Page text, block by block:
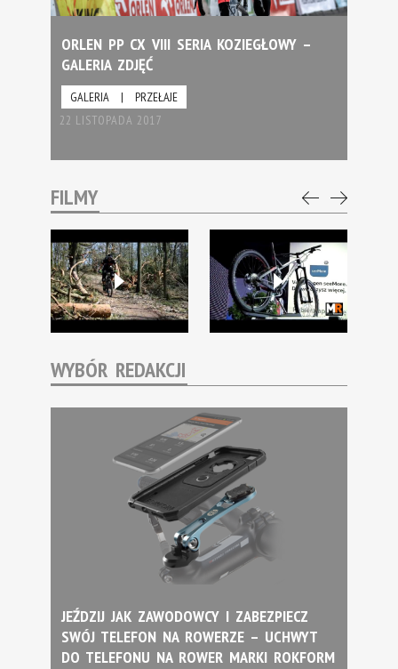
ORLEN PP CX VIII SERIA KOZIEGŁOWY –
GALERIA ZDJĘĆ
GALERIA |
PRZEŁAJE
22 LISTOPADA 2017
FILMY
WYBÓR REDAKCJI
JEŹDZIJ JAK ZAWODOWCY I ZABEZPIECZ
SWÓJ TELEFON NA ROWERZE – UCHWYT
DO TELEFONU NA ROWER MARKI ROKFORM